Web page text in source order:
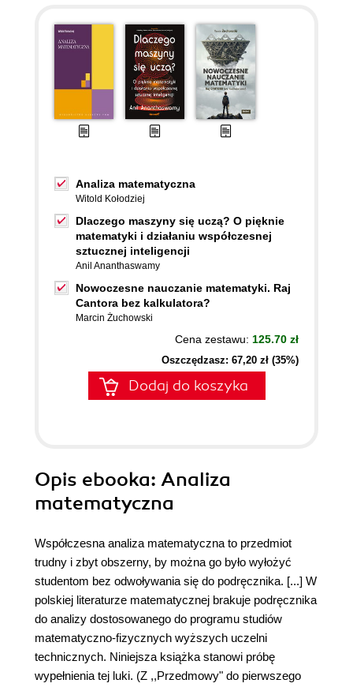
Analiza matematyczna
Witold Kołodziej
Dlaczego maszyny się uczą? O pięknie
matematyki i działaniu współczesnej
sztucznej inteligencji
Anil Ananthaswamy
Nowoczesne nauczanie matematyki. Raj
Cantora bez kalkulatora?
Marcin Żuchowski
Cena zestawu: 125.70 zł
Oszczędzasz: 67,20 zł (35%)
Dodaj do koszyka
Opis ebooka: Analiza
matematyczna
Współczesna analiza matematyczna to przedmiot
trudny i zbyt obszerny, by można go było wyłożyć
studentom bez odwoływania się do podręcznika. [...] W
polskiej literaturze matematycznej brakuje podręcznika
do analizy dostosowanego do programu studiów
matematyczno-fizycznych wyższych uczelni
technicznych. Niniejsza książka stanowi próbę
wypełnienia tej luki. (Z ,,Przedmowy" do pierwszego